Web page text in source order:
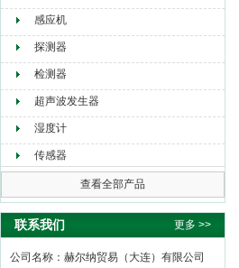
感应机
探测器
检测器
超声波发生器
湿度计
传感器
查看全部产品
联系我们 更多 >>
公司名称：赫尔纳贸易（大连）有限公司